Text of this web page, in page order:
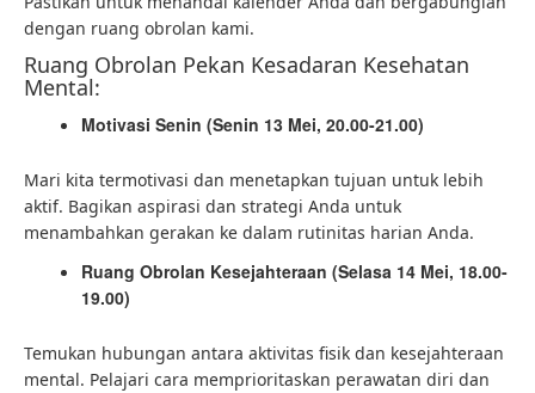
dengan ruang obrolan kami.
Ruang Obrolan Pekan Kesadaran Kesehatan
Mental:
Motivasi Senin (Senin 13 Mei, 20.00-21.00)
Mari kita termotivasi dan menetapkan tujuan untuk lebih
aktif. Bagikan aspirasi dan strategi Anda untuk
menambahkan gerakan ke dalam rutinitas harian Anda.
Ruang Obrolan Kesejahteraan (Selasa 14 Mei, 18.00-
19.00)
Temukan hubungan antara aktivitas fisik dan kesejahteraan
mental. Pelajari cara memprioritaskan perawatan diri dan